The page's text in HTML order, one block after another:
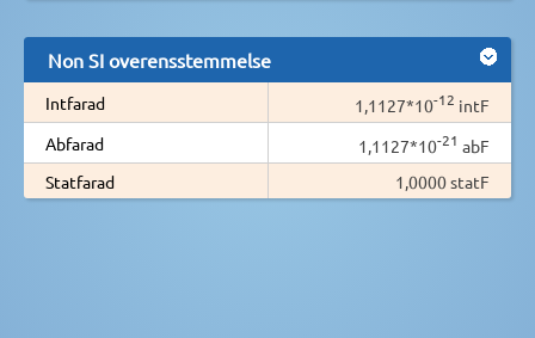
Non SI overensstemmelse
Intfarad 1,1127*10-12 intF
Abfarad
1,1127*10-21 abF
Statfarad
1,0000 statF